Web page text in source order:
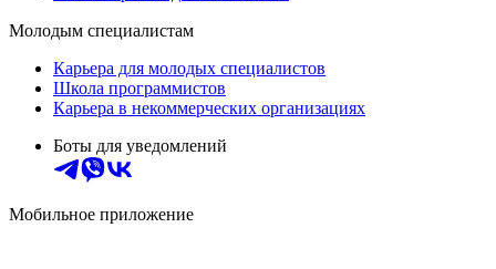
Молодым специалистам
Карьера для молодых специалистов
Школа программистов
Карьера в некоммерческих организациях
Боты для уведомлений
Мобильное приложение